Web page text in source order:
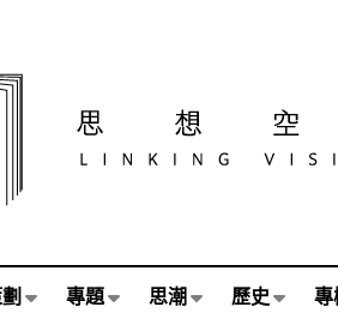
專題 思潮 歷史 專